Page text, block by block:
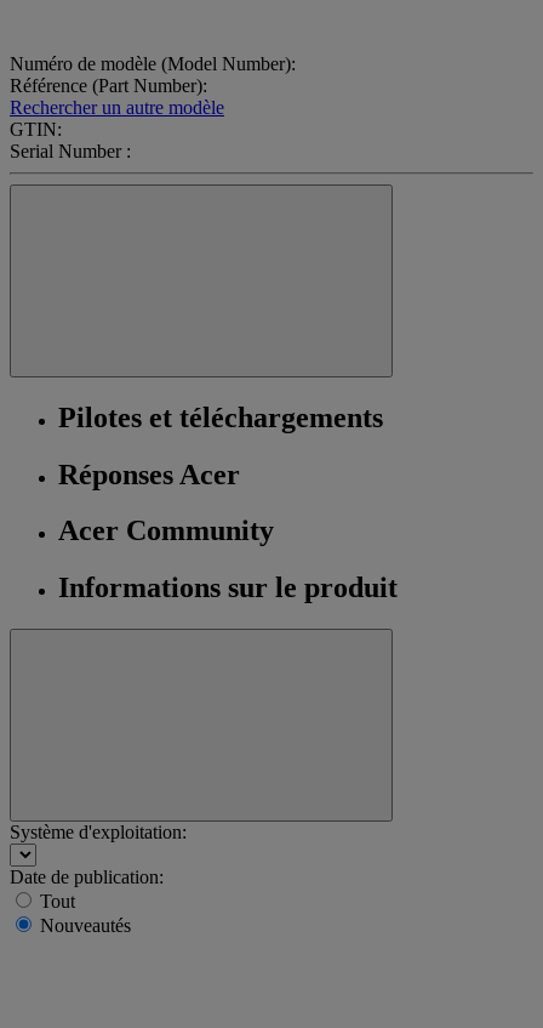
Numéro de modèle (Model Number):
Référence (Part Number):
Rechercher un autre modèle
GTIN:
Serial Number :
Pilotes et téléchargements
Réponses Acer
Acer Community
Informations sur le produit
Système d'exploitation:
Date de publication:
Tout
Nouveautés